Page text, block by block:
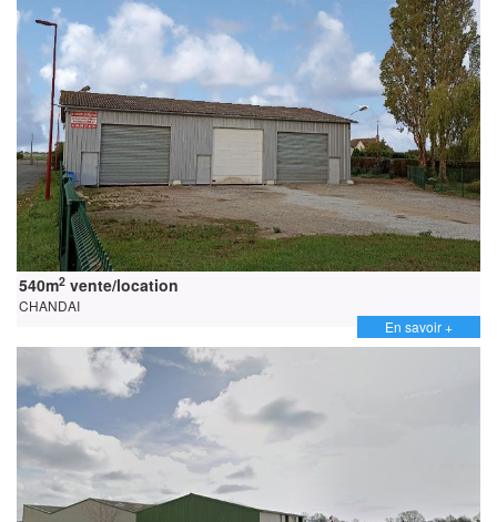
540m2 vente/location
CHANDAI
En savoir +